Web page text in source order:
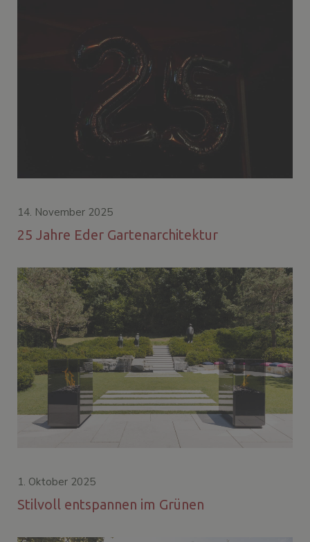
14. November 2025
25 Jahre Eder Gartenarchitektur
1. Oktober 2025
Stilvoll entspannen im Grünen